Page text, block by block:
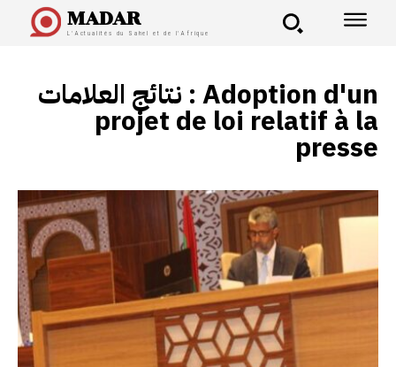
MADAR
L'Actualités du Sahel et de l'Afrique
نتائج العلامات : Adoption d'un
projet de loi relatif à la
presse